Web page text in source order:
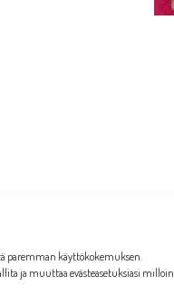
paremman käyttökokemuksen.
ja muuttaa evästeasetuksiasi milloin